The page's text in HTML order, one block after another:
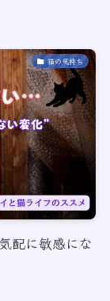
猫の気持ち
配に敏感にな